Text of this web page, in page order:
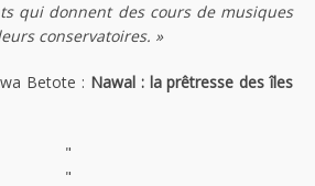
qui donnent des cours de musiques
conservatoires. »
Betote : Nawal : la prêtresse des îles
"
"